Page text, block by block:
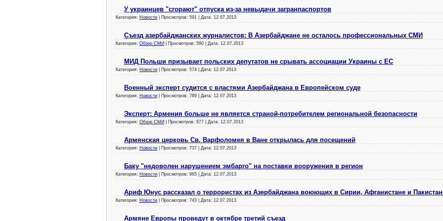
У украинцев "сгорают" отпуска из-за невыдачи загранпаспортов
Категория: Новости | Просмотров: 591 | Дата: 12.07.2013
Съезд азербайджанских журналистов: В Азербайджане не осталось профессиональных СМИ
Категория: Обзор СМИ | Просмотров: 590 | Дата: 12.07.2013
МИД Польши призывает польских депутатов не срывать ассоциации Украины с ЕС
Категория: Новости | Просмотров: 574 | Дата: 12.07.2013
Военный эксперт судится с властями Азербайджана в Европейском суде
Категория: Новости | Просмотров: 789 | Дата: 12.07.2013
Эксперт: Армения больше не является страной-потребителем региональной безопасности
Категория: Обзор СМИ | Просмотров: 877 | Дата: 12.07.2013
Армянская церковь Св. Варфоломея в Ване открылась для посещений
Категория: Новости | Просмотров: 737 | Дата: 12.07.2013
Баку "недоволен нарушением эмбарго" на поставки вооружения в регион
Категория: Новости | Просмотров: 965 | Дата: 12.07.2013
Ариф Юнус рассказал о террористах из Азербайджана воюющих в Сирии, Афганистане и
Категория: Новости | Просмотров: 743 | Дата: 12.07.2013
Армяне Европы проведут в октябре третий съезд